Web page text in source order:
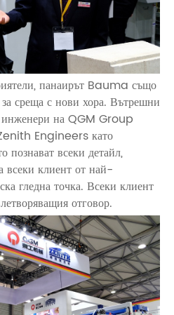
панаирът Bauma също
среща с нови хора. Вътрешни
инженери на QGM Group
Engineers като
познават всеки детайл,
всеки клиент от най-
гледна точка. Всеки клиент
отговор.